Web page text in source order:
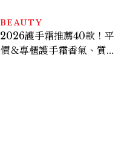
BEAUTY
2026護手霜推薦40款！平
價＆專櫃護手霜香氣、質